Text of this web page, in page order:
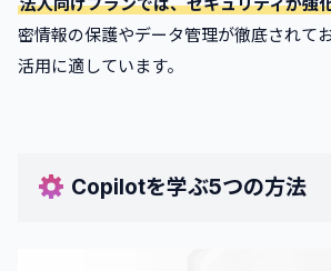
密情報の保護やデータ管理が徹底されて
活用に適しています。
Copilotを学ぶ5つの方法